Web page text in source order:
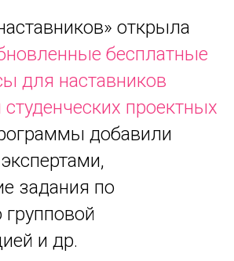
открыла
бесплатные
для наставников
проектных
добавили
задания по
и др.